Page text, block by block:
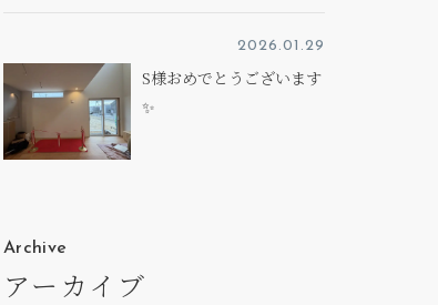
2026.01.29
S様おめでとうございます
✨
Archive
アーカイブ